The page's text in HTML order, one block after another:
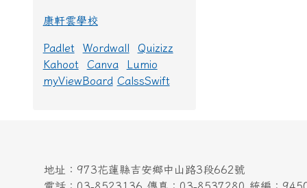
康軒雲學校
Padlet Wordwall
Quizizz
Kahoot
Canva
Lumio
myViewBoard CalssSwift
頁尾區域內容
地址：973花蓮縣吉安鄉中山路3段662號